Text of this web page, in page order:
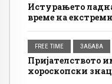
Истурањето
време на
FREE TIME ЗАБАВА
Пријателството
хороскопски